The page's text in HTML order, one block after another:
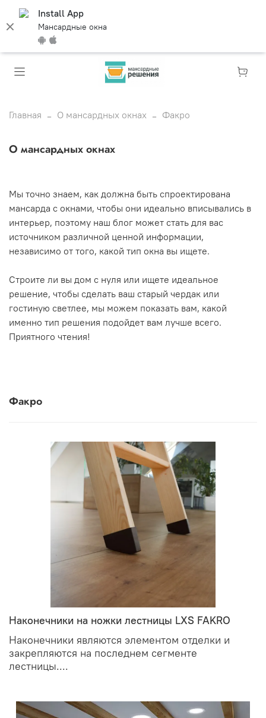
Install App
Мансардные окна
Главная О мансардных окнах Факро
О мансардных окнах
Мы точно знаем, как должна быть спроектирована
мансарда с окнами, чтобы они идеально вписывались в
интерьер, поэтому наш блог может стать для вас
источником различной ценной информации,
независимо от того, какой тип окна вы ищете.
Строите ли вы дом с нуля или ищете идеальное
решение, чтобы сделать ваш старый чердак или
гостиную светлее, мы можем показать вам, какой
именно тип решения подойдет вам лучше всего.
Приятного чтения!
Факро
Наконечники на ножки лестницы LXS FAKRO
Наконечники являются элементом отделки и
закрепляются на последнем сегменте
лестницы....